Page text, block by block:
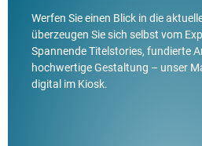
Werfen Sie einen Blick in die
überzeugen Sie sich selbst vom
Spannende Titelstories, fundierte
hochwertige Gestaltung – unser
digital im Kiosk.